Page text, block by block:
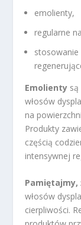
emolienty,
regularne
stosowanie
Emolienty
włosów
na
Produkty
częścią
intensywnej
Pamiętajmy,
włosów
cierpliwości.